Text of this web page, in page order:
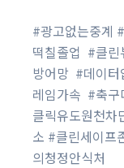
#광고없는중계
떡칠졸업 #클
방어망 #데이
레임가속 #축
클릭유도원천
소 #클린세이프
의청정안식처